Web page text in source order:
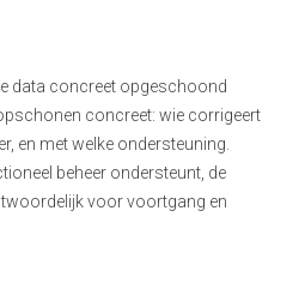
data concreet opgeschoond
concreet: wie corrigeert
en met welke ondersteuning.
beheer ondersteunt, de
voor voortgang en